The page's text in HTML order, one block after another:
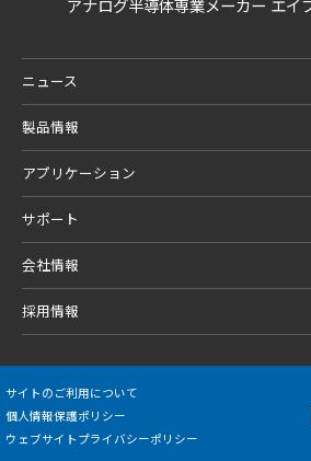
アナログ半導体専業メーカー エイ
ニュース
製品情報
アプリケーション
サポート
会社情報
採用情報
サイトのご利用について
個人情報保護ポリシー
ウェブサイトプライバシーポリシー